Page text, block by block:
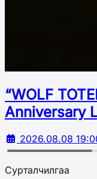
“WOLF
Аnniversary
2026.08.08
Сурталчилгаа